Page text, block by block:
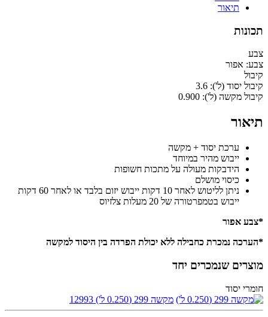
תיאור
תכונות
צבע
צבע: אפור
קיבול
קיבול יסוד (ל'): 3.6
קיבול מקשה (ל'): 0.900
תיאור
ערכת יסוד + מקשה
ייבוש מהיר במיוחד
הידבקות מעולה על מתכות חשופות
כיסוי מושלם
ניתן לליטוש לאחר 10 דקות ייבוש יזום בלבד או לאחר 60 דקות
ייבוש בטמפרטורה של 20 מעלות צלזיוס
*צבע אפור
*הערכה נמכרת כחבילה ללא יכולת הפרדה בין היסוד למקשה
מוצרים שנמכרים יחד
חומרי יסוד
מקשה 299 (0.250 ל')
12993